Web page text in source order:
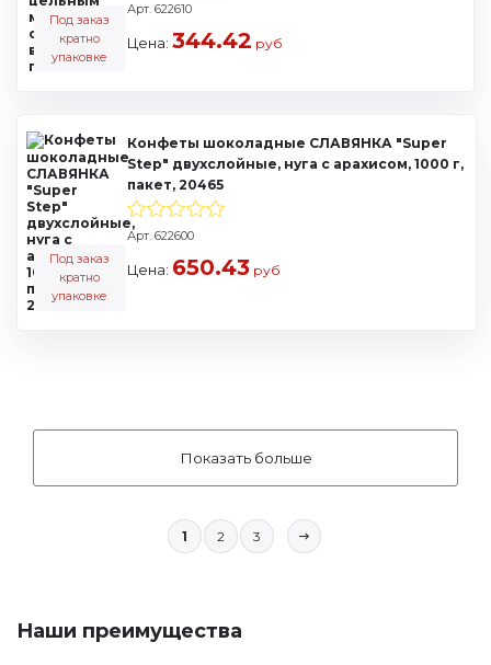
Арт. 622610
Под заказ
кратно
упаковке
Цена: 344.42 руб
Конфеты шоколадные СЛАВЯНКА "Super
Step" двухслойные, нуга с арахисом, 1000 г,
пакет, 20465
Арт. 622600
Под заказ
кратно
упаковке
Цена: 650.43 руб
Показать больше
1 2 3
Наши преимущества